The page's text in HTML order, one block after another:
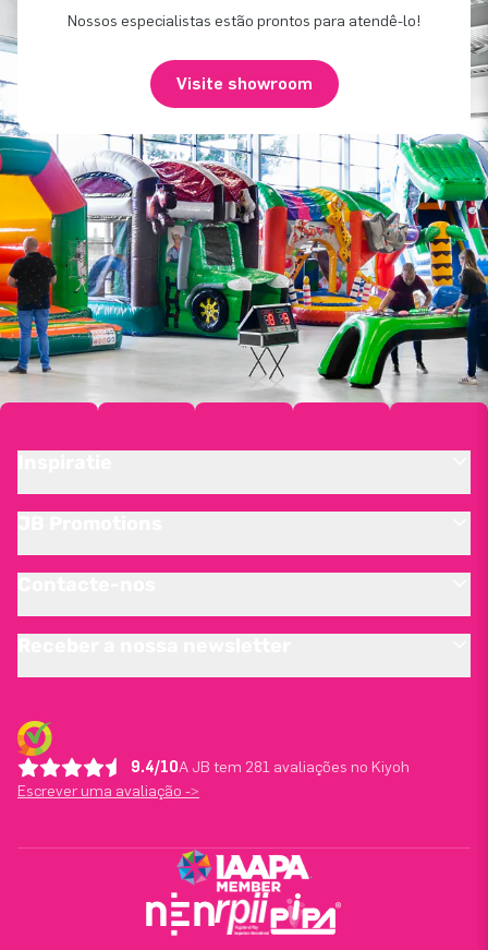
Nossos especialistas estão prontos para atendê-lo!
Visite showroom
9.4/10A JB tem 281 avaliações no Kiyoh
Escrever uma avaliação ->